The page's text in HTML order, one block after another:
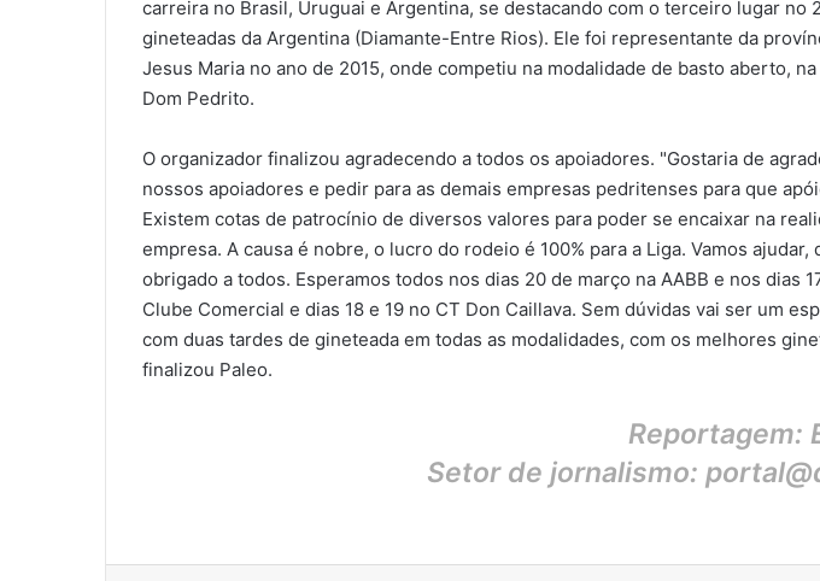
carreira no Brasil, Uruguai e Argentina, se destacando com o terceiro lugar no
gineteadas da Argentina (Diamante-Entre Rios). Ele foi representante da
Jesus Maria no ano de 2015, onde competiu na modalidade de basto aberto,
Dom Pedrito.
O organizador finalizou agradecendo a todos os apoiadores. "Gostaria de
nossos apoiadores e pedir para as demais empresas pedritenses para que
Existem cotas de patrocínio de diversos valores para poder se encaixar na
empresa. A causa é nobre, o lucro do rodeio é 100% para a Liga. Vamos ajudar,
obrigado a todos. Esperamos todos nos dias 20 de março na AABB e nos dias
Clube Comercial e dias 18 e 19 no CT Don Caillava. Sem dúvidas vai ser um
com duas tardes de gineteada em todas as modalidades, com os melhores
finalizou Paleo.
Reportagem:
Setor de jornalismo: